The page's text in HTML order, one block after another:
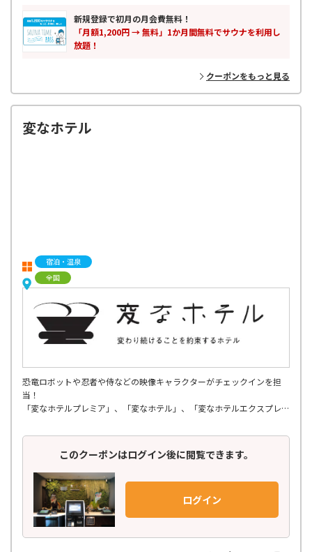
新規登録で初月の月会費無料！
「月額1,200円 → 無料」1か月間無料でサウナを利用し
放題！
クーポンをもっと見る
変なホテル
宿泊・温泉
全国
恐竜ロボットや忍者や侍などの映像キャラクターがチェックインを担
当！
「変なホテルプレミア」、「変なホテル」、「変なホテルエクスプレ
関東・関西・中部・北陸・九州・東北エリアに全国19軒。
このクーポンはログイン後に閲覧できます。
ログイン